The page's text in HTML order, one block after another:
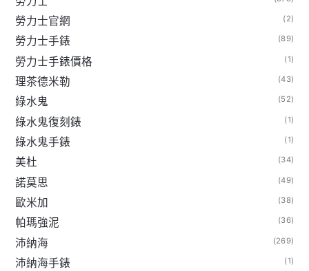
勞力士官網 (2)
勞力士手錶 (89)
勞力士手錶價格 (1)
理茶德米勒 (43)
綠水鬼 (52)
綠水鬼復刻錶 (1)
綠水鬼手錶 (1)
美杜 (34)
諾莫思 (49)
歐米加 (38)
帕瑪強泥 (36)
沛納海 (269)
沛納海手錶 (1)